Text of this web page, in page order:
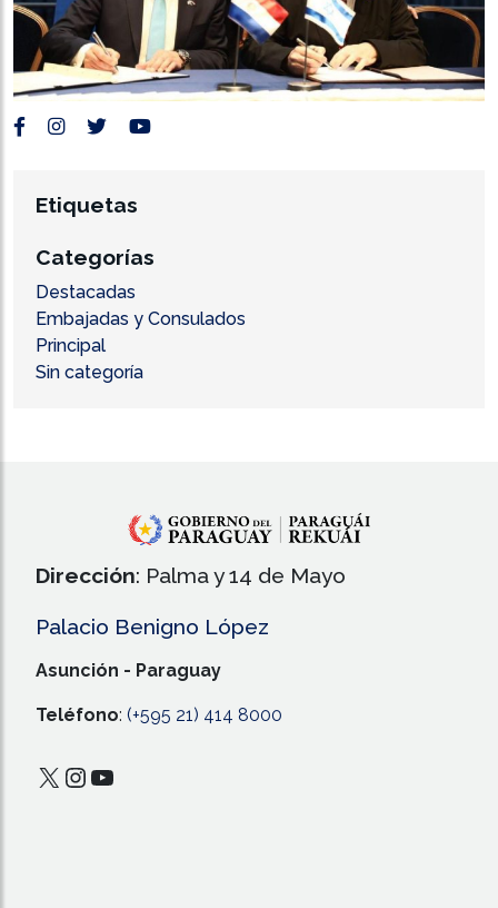
Etiquetas
Categorías
Destacadas
Embajadas y Consulados
Principal
Sin categoría
Dirección: Palma y 14 de Mayo
Palacio Benigno López
Asunción - Paraguay
Teléfono: (+595 21) 414 8000
X Instagram
YouTube